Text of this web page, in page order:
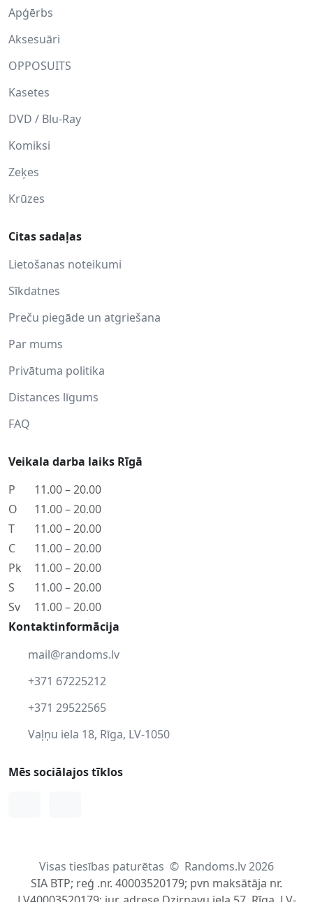
Apģērbs
Aksesuāri
OPPOSUITS
Kasetes
DVD / Blu-Ray
Komiksi
Zeķes
Krūzes
Citas sadaļas
Lietošanas noteikumi
Sīkdatnes
Preču piegāde un atgriešana
Par mums
Privātuma politika
Distances līgums
FAQ
Veikala darba laiks Rīgā
P
11.00 – 20.00
O
11.00 – 20.00
T
11.00 – 20.00
C
11.00 – 20.00
Pk
11.00 – 20.00
S
11.00 – 20.00
Sv
11.00 – 20.00
Kontaktinformācija
mail@randoms.lv
+371 67225212
+371 29522565
Vaļņu iela 18, Rīga, LV-1050
Mēs sociālajos tīklos
Visas tiesības paturētas © Randoms.lv 2026
SIA BTP; reģ .nr. 40003520179; pvn maksātāja nr.